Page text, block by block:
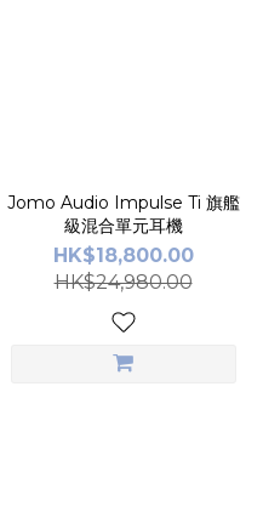
Jomo Audio Impulse Ti 旗艦
級混合單元耳機
HK$18,800.00
HK$24,980.00